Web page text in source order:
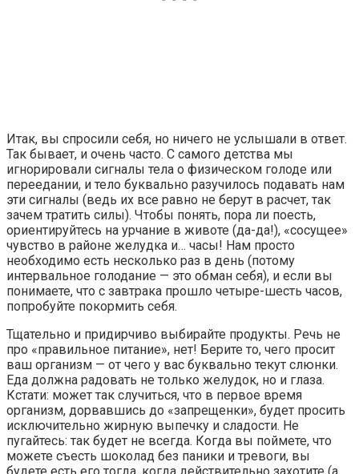
Итак, вы спросили себя, но ничего не услышали в ответ.
Так бывает, и очень часто. С самого детства мы
игнорировали сигналы тела о физическом голоде или
переедании, и тело буквально разучилось подавать нам
эти сигналы (ведь их все равно не берут в расчет, так
зачем тратить силы). Чтобы понять, пора ли поесть,
ориентируйтесь на урчание в животе (да-­­да!), «сосущее»
чувство в районе желудка и… часы! Нам просто
необходимо есть несколько раз в день (потому
интервальное голодание — это обман себя), и если вы
понимаете, что с завтрака прошло четыре-­­шесть часов,
попробуйте покормить себя.
Тщательно и придирчиво выбирайте продукты. Речь не
про «правильное питание», нет! Берите то, чего просит
ваш организм — от чего у вас буквально текут слюнки.
Еда должна радовать не только желудок, но и глаза.
Кстати: может так случиться, что в первое время
организм, дорвавшись до «запрещенки», будет просить
исключительно жирную выпечку и сладости. Не
пугайтесь: так будет не всегда. Когда вы поймете, что
можете съесть шоколад без паники и тревоги, вы